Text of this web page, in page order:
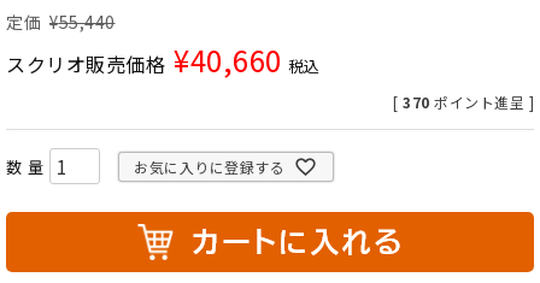
定価 ¥55,440
スクリオ販売価格 ¥40,660 税込
[ 370 ポイント進呈 ]
お気に入りに登録する